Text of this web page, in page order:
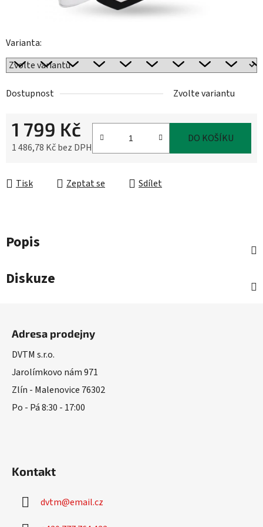
Varianta:
Dostupnost Zvolte variantu
1 799 Kč
1 486,78 Kč bez DPH
DO KOŠÍKU
Tisk Zeptat se Sdílet
Popis
Diskuze
Adresa prodejny
DVTM s.r.o.
Jarolímkovo nám 971
Zlín - Malenovice 76302
Po - Pá 8:30 - 17:00
Kontakt
dvtm@email.cz